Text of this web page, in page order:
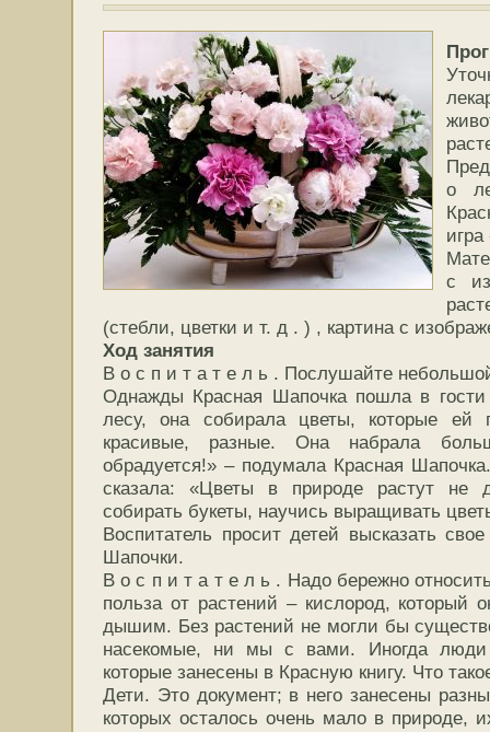
о
с
(стебли, цветки и т. д . ) , картина с
Ход занятия
В о с п и т а т е л ь . Послушайте
Однажды Красная Шапочка пошла в
лесу, она собирала цветы, которые
красивые, разные. Она набрала
обрадуется!» – подумала Красная
сказала: «Цветы в природе растут не
собирать букеты, научись выращивать
Воспитатель просит детей высказать
Шапочки.
В о с п и т а т е л ь . Надо бережно
польза от растений – кислород,
дышим. Без растений не могли бы
насекомые, ни мы с вами. Иногда люди
которые занесены в Красную книгу. Что
Дети. Это документ; в него занесены
которых осталось очень мало в природе,